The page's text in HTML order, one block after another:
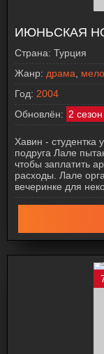
ИЮНЬСКАЯ
Страна: Турция
Жанр: драма
Год: 2004
Обновлён: 2
Хавин - студентка
подруга Лале
чтобы заплатить
расходы. Лале
вечеринке для